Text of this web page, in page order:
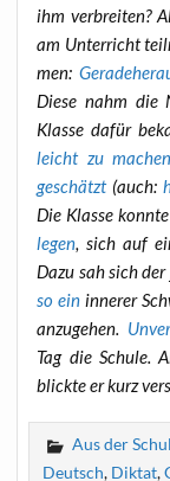
ihm ver­brei­ten?
am Unter­richt
men:
Die­se nahm die
Klas­se dafür
leicht zu machen
geschätzt (auch:
Die Klas­se
le­gen, sich auf
Dazu sah sich
so ein inne­rer
anzu­ge­hen.
Tag die Schu­le.
blick­te er kurz
Aus der
Deutsch, Diktat,